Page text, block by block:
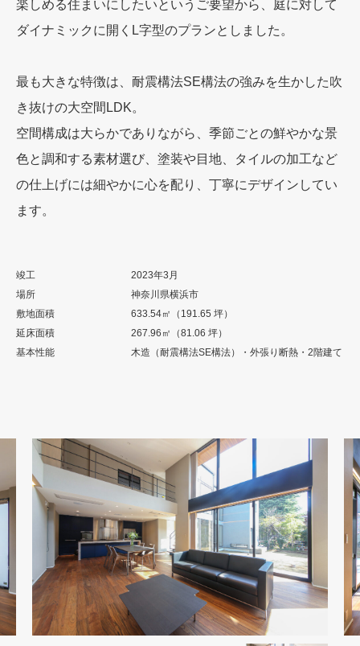
楽しめる住まいにしたいというご要望から、庭に対して
ダイナミックに開くL字型のプランとしました。
最も大きな特徴は、耐震構法SE構法の強みを生かした吹
き抜けの大空間LDK。
空間構成は大らかでありながら、季節ごとの鮮やかな景
色と調和する素材選び、塗装や目地、タイルの加工など
の仕上げには細やかに心を配り、丁寧にデザインしてい
ます。
竣工
2023年3月
場所
神奈川県横浜市
敷地面積
633.54㎡（191.65 坪）
延床面積
267.96㎡（81.06 坪）
基本性能
木造（耐震構法SE構法）・外張り断熱・2階建て